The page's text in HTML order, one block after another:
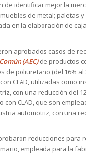
de identificar mejor la
de metal; paletas y
en la elaboración de
aprobados casos de
(AEC)de productos
de poliuretano (del 16% al
CLAD, utilizadas como
con una reducción del
con CLAD, que son
automotriz, con una
reducciones para
empleada para la